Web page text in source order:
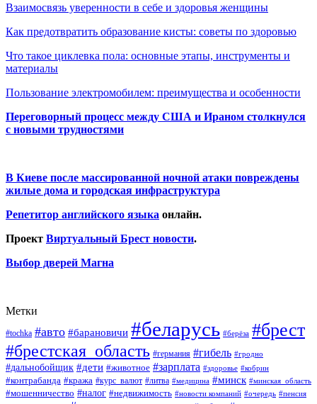
Взаимосвязь уверенности в себе и здоровья женщины
Как предотвратить образование кисты: советы по здоровью
Что такое циклевка пола: основные этапы, инструменты и
материалы
Пользование электромобилем: преимущества и особенности
Переговорный процесс между США и Ираном столкнулся
с новыми трудностями
В Киеве после массированной ночной атаки повреждены
жилые дома и городская инфраструктура
Репетитор английского языка онлайн.
Проект Виртуальный Брест новости.
Выбор дверей Магна
Метки
#tochka #авто #барановичи #беларусь #берёза #брест
#брестская_область #германия #гибель #гродно
#дальнобойщик #дети #животное #зарплата #здоровье #кобрин
#контрабанда #кража #курс_валют #литва #медицина #минск #минская_область
#мошенничество #налог #недвижимость #новости компаний #очередь #пенсия